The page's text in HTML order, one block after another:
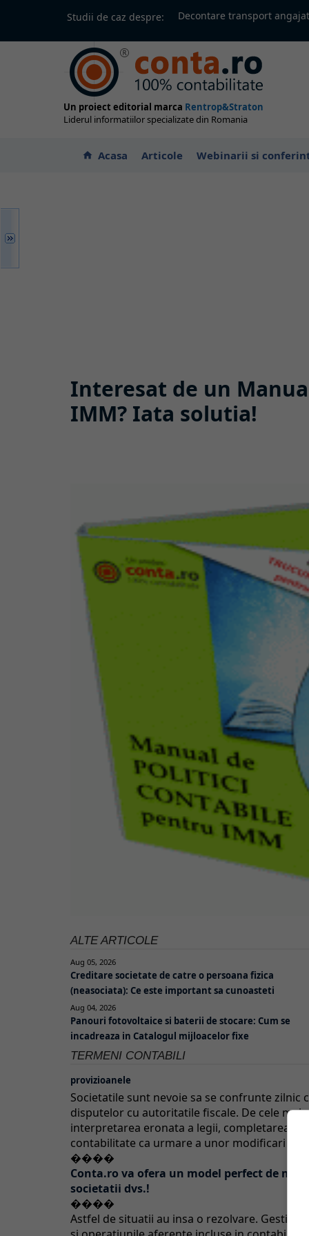
Studii de caz despre: Decontare transport
Un proiect editorial marca Rentrop&Straton
Liderul informatiilor specializate din Romania
home Acasa Articole Webinarii si
Interesat de un
IMM? Iata solutia!
ALTE ARTICOLE
Aug 05, 2026
Creditare societate de catre o persoana fizica
(neasociata): Ce este important sa cunoasteti
Aug 04, 2026
Panouri fotovoltaice si baterii de stocare: Cum se
incadreaza in Catalogul mijloacelor fixe
TERMENI CONTABILI
provizioanele
Societatile sunt nevoie sa se confrunte
disputelor cu autoritatile fiscale. De cele
interpretarea eronata a legii, completarea
contabilitate ca urmare a unor modificari
����
Conta.ro va ofera un model perfect de
societatii dvs.!
����
Astfel de situatii au insa o rezolvare.